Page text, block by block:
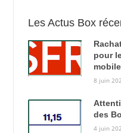
Les Actus Box
pour
8 juin
des
4 juin